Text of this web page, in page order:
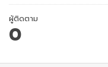
ผู้ติดตาม
0